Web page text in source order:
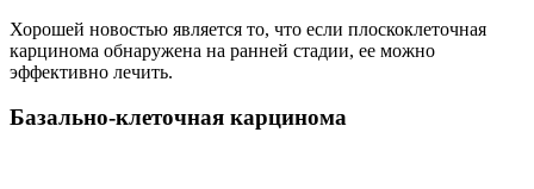
Хорошей новостью является то, что если плоскоклеточная
карцинома обнаружена на ранней стадии, ее можно
эффективно лечить.
Базально-клеточная карцинома